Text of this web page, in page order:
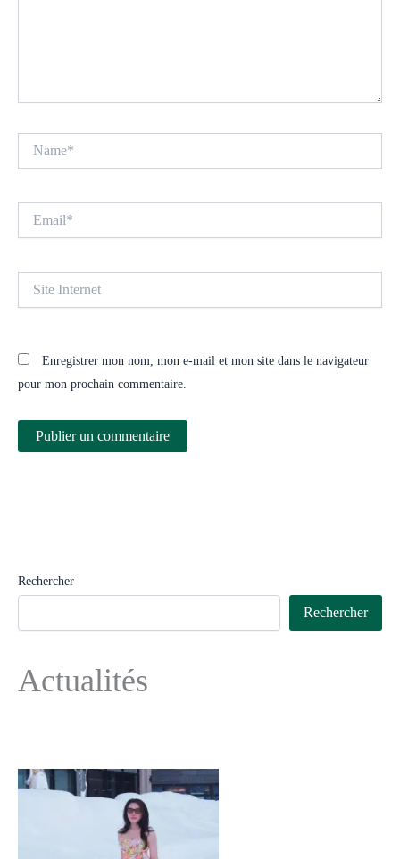
Internet
Enregistrer mon nom, mon e-mail et mon site dans le navigateur
pour mon prochain commentaire.
Rechercher
Rechercher
Actualités